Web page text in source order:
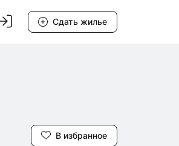
Сдать жилье
В избранное